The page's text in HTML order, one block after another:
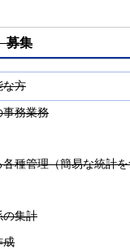
募集
な方
事務業務
種管理（簡易な統計
の集計
成